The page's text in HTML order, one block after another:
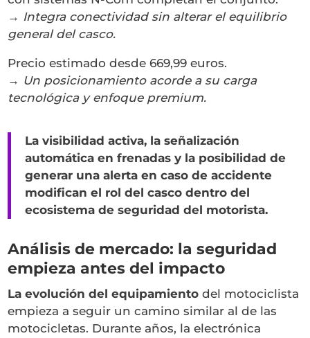
→ Integra conectividad sin alterar el equilibrio
general del casco.
Precio estimado desde 669,99 euros.
→ Un posicionamiento acorde a su carga
tecnológica y enfoque premium.
La visibilidad activa, la señalización
automática en frenadas y la posibilidad de
generar una alerta en caso de accidente
modifican el rol del casco dentro del
ecosistema de seguridad del motorista.
Análisis de mercado: la seguridad
empieza antes del impacto
La evolución del equipamiento del motociclista
empieza a seguir un camino similar al de las
motocicletas. Durante años, la electrónica